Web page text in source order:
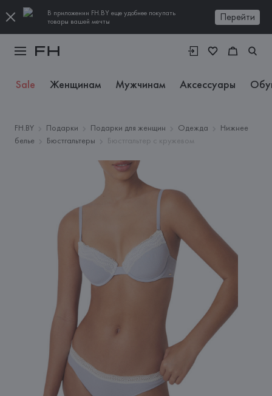
В приложении FH.BY еще удобнее покупать
товары вашей мечты
Перейти
Sale Женщинам Мужчинам Аксессуары
FH.BY Подарки Подарки для женщин Одежда
Нижнее
белье
Бюстгальтеры Бюстгальтер с кружевом